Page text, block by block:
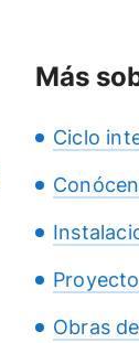
Más
Ciclo
Obras